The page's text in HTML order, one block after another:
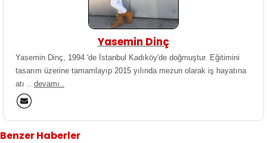
Yasemin Dinç
Yasemin Dinç, 1994 'de İstanbul Kadıköy'de doğmuştur. Eğitimini
tasarım üzerine tamamlayıp 2015 yılında mezun olarak iş hayatına
atı .. devamı..
Benzer Haberler